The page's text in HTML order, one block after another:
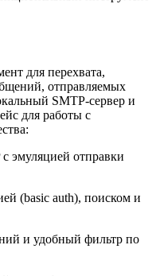
для перехвата,
отправляемых
SMTP-сервер и
для работы с
эмуляцией отправки
(basic auth), поиском и
и удобный фильтр по